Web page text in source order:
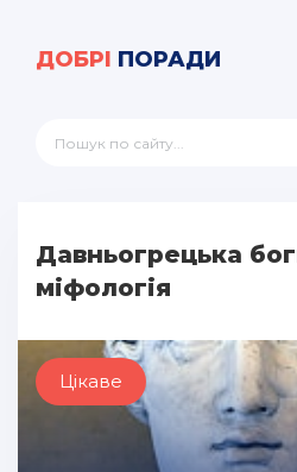
ДОБРІ ПОРАДИ
Давньогрецька
міфологія
Цікаве